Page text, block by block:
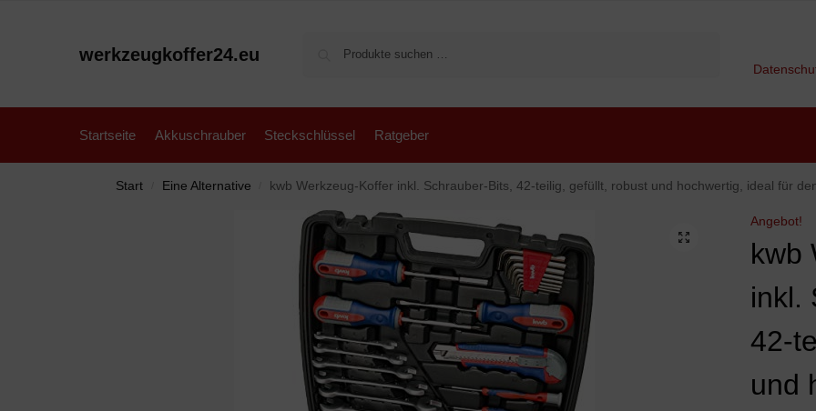
werkzeugkoffer24.eu
Startseite Akkuschrauber Steckschlüssel Ratgeber
Start Eine Alternative kwb Werkzeug-Koffer inkl. Schrauber-Bits, 42-teilig, gefüllt, robust und hochwertig, ideal für den Haushalt
Angebot!
kwb
inkl.
42-
und